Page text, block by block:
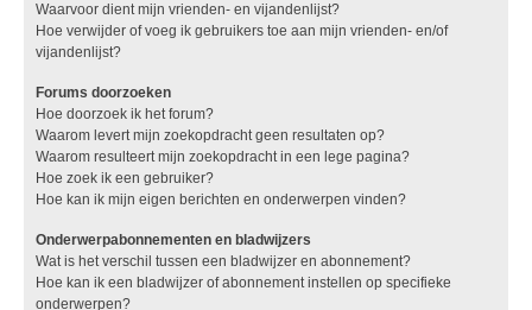
Waarvoor dient mijn vrienden- en vijandenlijst?
Hoe verwijder of voeg ik gebruikers toe aan mijn vrienden- en/of
vijandenlijst?
Forums doorzoeken
Hoe doorzoek ik het forum?
Waarom levert mijn zoekopdracht geen resultaten op?
Waarom resulteert mijn zoekopdracht in een lege pagina?
Hoe zoek ik een gebruiker?
Hoe kan ik mijn eigen berichten en onderwerpen vinden?
Onderwerpabonnementen en bladwijzers
Wat is het verschil tussen een bladwijzer en abonnement?
Hoe kan ik een bladwijzer of abonnement instellen op specifieke
onderwerpen?